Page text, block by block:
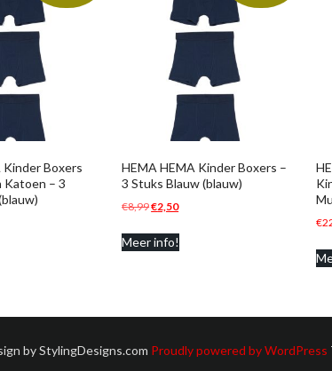
Kinder Boxers
Katoen – 3
HEMA HEMA Kinder Boxers –
3 Stuks Blauw (blauw)
€8,99Oorspronkelijke
was:
€2,50Huidige
Meer info!
€
by StylingDesigns.com Proudly powered by WordPress